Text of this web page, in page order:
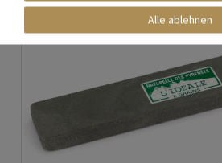
Alle ablehnen